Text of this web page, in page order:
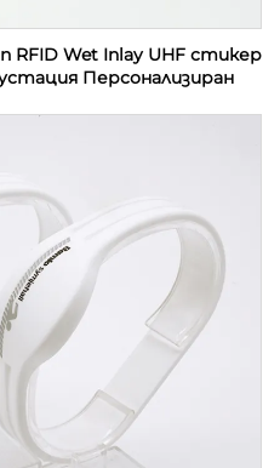
RFID Wet Inlay UHF стикер
Персонализиран